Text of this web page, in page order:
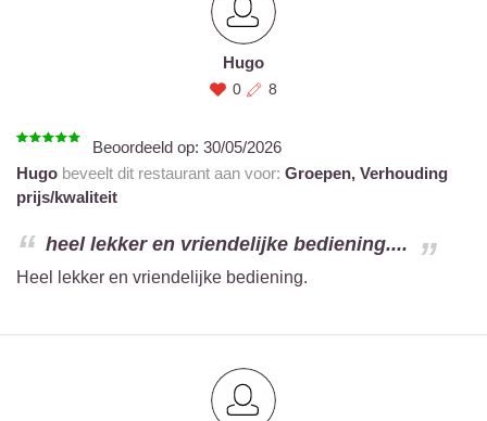
Hugo
0 8
Beoordeeld op: 30/05/2026
Hugo beveelt dit restaurant aan voor: Groepen, Verhouding
prijs/kwaliteit
heel lekker en vriendelijke bediening....
Heel lekker en vriendelijke bediening.